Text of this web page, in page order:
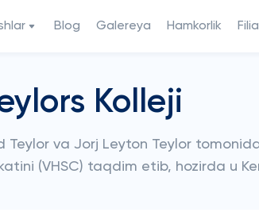
Blog Galereya Hamkorlik
Kolleji
Teylor va Jorj Leyton Teylor
(VHSC) taqdim etib, hozirda u